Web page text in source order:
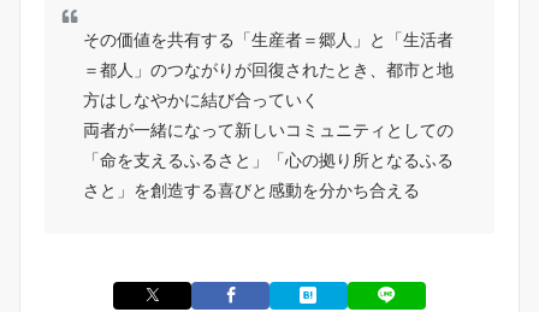
その価値を共有する「生産者＝郷人」と「生活者
＝都人」のつながりが回復されたとき、都市と地
方はしなやかに結び合っていく
両者が一緒になって新しいコミュニティとしての
「命を支えるふるさと」「心の拠り所となるふる
さと」を創造する喜びと感動を分かち合える